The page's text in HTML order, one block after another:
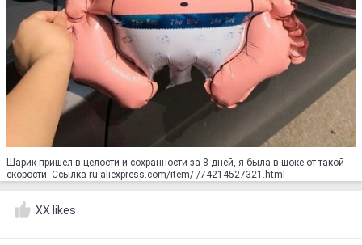
Шарик пришел в целости и сохранности за 8 дней, я была в шоке от такой
скорости. Ссылка ru.aḷiexpress.com/item/-/74214527321.html
XX likes